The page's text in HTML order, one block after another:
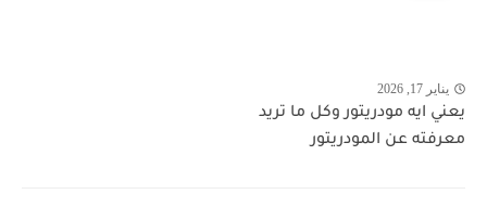
يناير 17, 2026
يعني ايه مودريتور وكل ما تريد
معرفته عن المودريتور